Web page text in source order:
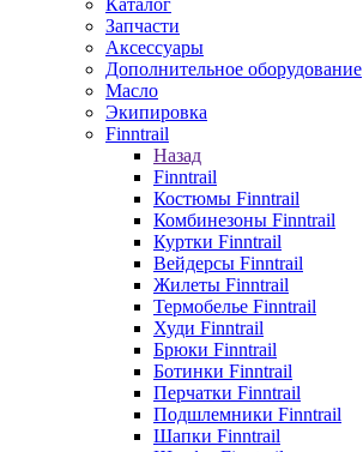
Запчасти
Аксессуары
Дополнительное оборудование
Масло
Экипировка
Finntrail
Назад
Finntrail
Костюмы Finntrail
Комбинезоны Finntrail
Куртки Finntrail
Вейдерсы Finntrail
Жилеты Finntrail
Термобелье Finntrail
Худи Finntrail
Брюки Finntrail
Ботинки Finntrail
Перчатки Finntrail
Подшлемники Finntrail
Шапки Finntrail